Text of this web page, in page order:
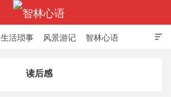

生活琐事 风景游记 智林心语
读后感